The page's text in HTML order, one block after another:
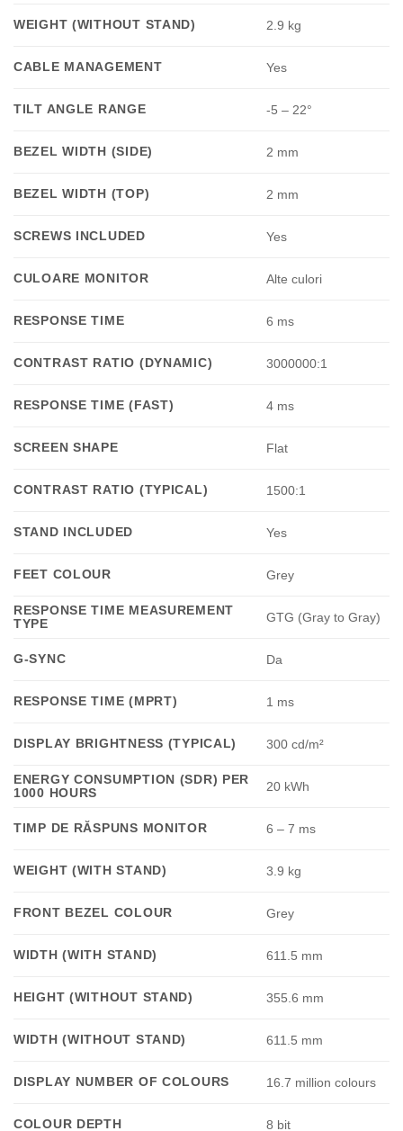
WEIGHT (WITHOUT STAND) 2.9 kg
CABLE MANAGEMENT Yes
TILT ANGLE RANGE -5 – 22°
BEZEL WIDTH (SIDE) 2 mm
BEZEL WIDTH (TOP) 2 mm
SCREWS INCLUDED Yes
CULOARE MONITOR Alte culori
RESPONSE TIME 6 ms
CONTRAST RATIO (DYNAMIC) 3000000:1
RESPONSE TIME (FAST) 4 ms
SCREEN SHAPE Flat
CONTRAST RATIO (TYPICAL) 1500:1
STAND INCLUDED Yes
FEET COLOUR Grey
RESPONSE TIME MEASUREMENT
TYPE
GTG (Gray to Gray)
G-SYNC Da
RESPONSE TIME (MPRT) 1 ms
DISPLAY BRIGHTNESS (TYPICAL) 300 cd/m²
ENERGY CONSUMPTION (SDR) PER
1000 HOURS
20 kWh
TIMP DE RĂSPUNS MONITOR 6 – 7 ms
WEIGHT (WITH STAND) 3.9 kg
FRONT BEZEL COLOUR Grey
WIDTH (WITH STAND) 611.5 mm
HEIGHT (WITHOUT STAND) 355.6 mm
WIDTH (WITHOUT STAND) 611.5 mm
DISPLAY NUMBER OF COLOURS 16.7 million colours
COLOUR DEPTH 8 bit